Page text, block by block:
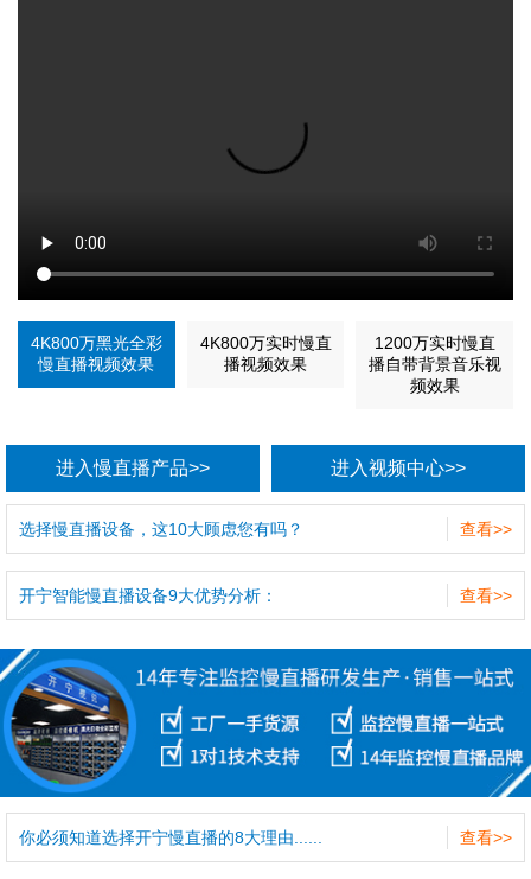
4K800万黑光全彩
慢直播视频效果
4K800万实时慢直
播视频效果
1200万实时慢直
播自带背景音乐视
频效果
进入慢直播产品>> 进入视频中心>>
查看>>
选择慢直播设备，这10大顾虑您有吗？
查看>>
开宁智能慢直播设备9大优势分析：
查看>>
你必须知道选择开宁慢直播的8大理由......